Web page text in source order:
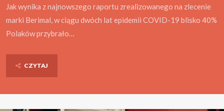
Jak wynika z najnowszego raportu zrealizowanego na zlecenie
marki Berimal, w ciągu dwóch lat epidemii COVID-19 blisko 40%
Polaków przybrało…
CZYTAJ